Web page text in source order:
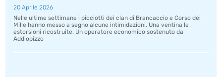
20 Aprile 2026
Nelle ultime settimane i picciotti dei clan di Brancaccio e Corso dei
Mille hanno messo a segno alcune intimidazioni. Una ventina le
estorsioni ricostruite. Un operatore economico sostenuto da
Addiopizzo